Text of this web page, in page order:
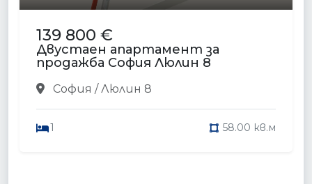
139 800 €
Двустаен апартамент за
продажба София Люлин 8
София / Люлин 8
1 58.00 кв.м